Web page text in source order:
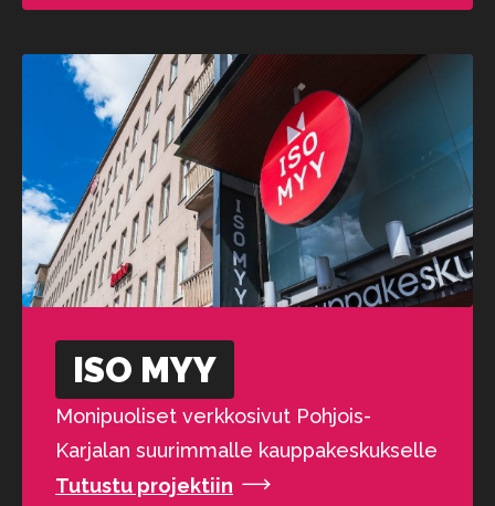
ISO MYY
Monipuoliset verkkosivut Pohjois-
Karjalan suurimmalle kauppakeskukselle
Tutustu projektiin